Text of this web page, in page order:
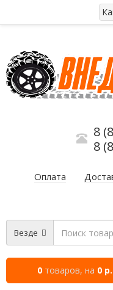
8
8
Оплата
Везде
0 товаров, на 0 р.